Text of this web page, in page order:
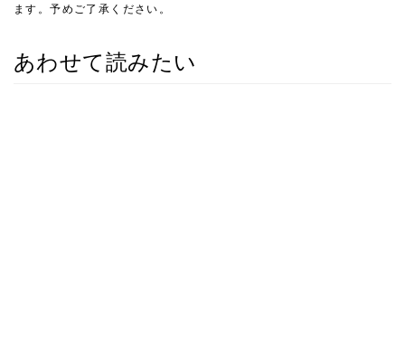
ます。予めご了承ください。
あわせて読みたい